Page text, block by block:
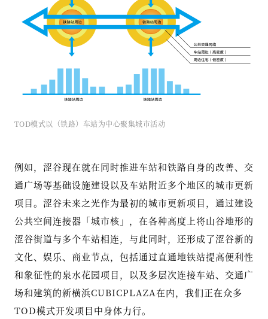
TOD模式以（铁路）车站为中心聚集城市活动
例如，涩谷现在就在同时推进车站和铁路自身的改善、交
通广场等基础设施建设以及车站附近多个地区的城市更新
项目。涩谷未来之光作为最初的城市更新项目，通过建设
公共空间连接器「城市核」，在各种高度上将山谷地形的
涩谷街道与多个车站相连，与此同时，还形成了涩谷新的
文化、娱乐、商业节点，包括通过直通地铁站提高便利性
和象征性的泉水花园项目，以及多层次连接车站、交通广
场和建筑的新横浜CUBICPLAZA在内，我们正在众多
TOD模式开发项目中身体力行。